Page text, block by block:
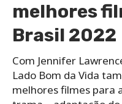
melhores
Brasil 2022
Com Jennifer
Lado Bom da Vida
melhores filmes para